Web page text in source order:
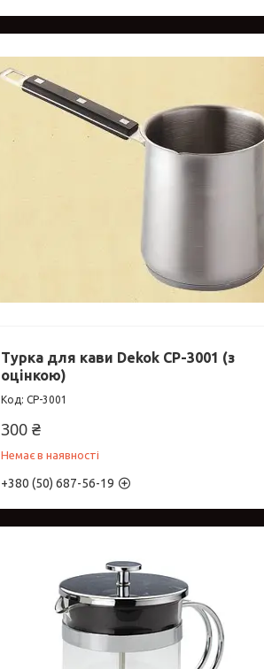
Турка для кави Dekok CP-3001 (з
оцінкою)
CP-3001
300 ₴
Немає в наявності
+380 (50) 687-56-19